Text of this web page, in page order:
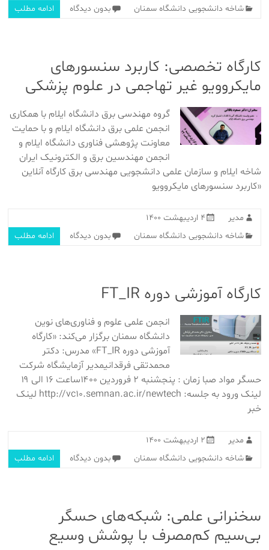
شاخه دانشجویی دانشگاه سمنان
بدون دیدگاه ادامه مطلب
کارگاه تخصصی: کاربرد سنسورهای
مایکروویو غیر تهاجمی در علوم پزشکی
گروه مهندسی برق دانشگاه ایلام با همکاری
انجمن علمی برق دانشگاه ایلام و با حمایت
معاونت پژوهشی فناوری دانشگاه ایلام و
انجمن مهندسین برق و الکترونیک ایران
شاخه ایلام و سازمان علمی دانشجویی مهندسی برق کارگاه آنلاین
«کاربرد سنسورهای مایکروویو
مدیر
۴ اردیبهشت ۱۴۰۰
شاخه دانشجویی دانشگاه سمنان
بدون دیدگاه ادامه مطلب
کارگاه آموزشی دوره FT_IR
انجمن علمی علوم و فناوری‌های نوین
دانشگاه سمنان برگزار می‌کند: «کارگاه
آموزشی دوره FT_IR» مدرس: دکتر
محمدتقی فرقدانیمدیر آزمایشگاه شرکت
حسگر مواد صبا زمان : پنجشنبه ۲ فروردین ۱۴۰۰ساعت ۱۶ الی ۱۹
لینک ورود به جلسه: http://vc10.semnan.ac.ir/newtech لینک
خبر
مدیر
۲ اردیبهشت ۱۴۰۰
شاخه دانشجویی دانشگاه سمنان
بدون دیدگاه ادامه مطلب
سخنرانی علمی: شبکه‌های حسگر
بی‌سیم کم‌مصرف با پوشش وسیع